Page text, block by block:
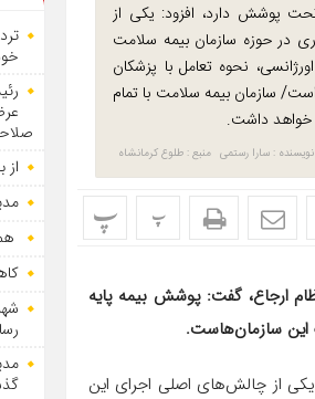
پوشش دارد، افزود: یکی از
در حوزه سازمان بیمه سلامت
نحوه تعامل با پزشکان
سازمان بیمه سلامت با تمام
خواهد داشت.
نویسنده : سارا رستمی منبع : طلوع کرمانشاه
پ پ
ارجاع، گفت: پوشش بیمه پایه
این سازمان‌هاست.
از چالش‌های اصلی اجرای این